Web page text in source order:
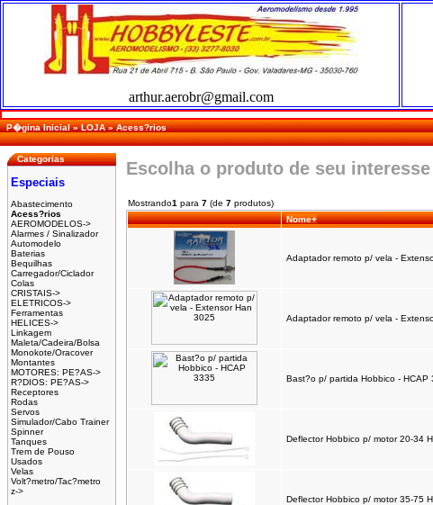
arthur.aerobr@gmail.com
P�gina Inicial»LOJA»Acess?rios
Categorias
Especiais
Abastecimento
Acess?rios
AEROMODELOS->
Alarmes / Sinalizador
Automodelo
Baterias
Bequilhas
Carregador/Ciclador
Colas
CRISTAIS->
ELETRICOS->
Ferramentas
HELICES->
Linkagem
Maleta/Cadeira/Bolsa
Monokote/Oracover
Montantes
MOTORES: PE?AS->
R?DIOS: PE?AS->
Receptores
Rodas
Servos
Simulador/Cabo Trainer
Spinner
Tanques
Trem de Pouso
Usados
Velas
Volt?metro/Tac?metro
z->
Escolha o produto de seu interesse
Mostrando1 para 7 (de 7 produtos)
Nome+
Adaptador remoto p/ vela -
Adaptador remoto p/ vela -
Bast?o p/ partida Hobbico - HCAP
Deflector Hobbico p/ motor 20-34
Deflector Hobbico p/ motor 35-75